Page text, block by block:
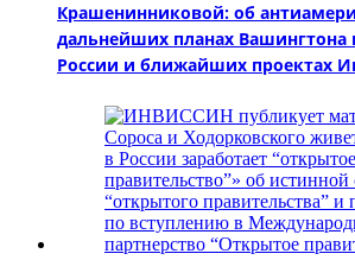
Крашенинниковой: об
дальнейших планах
России и ближайших проектах